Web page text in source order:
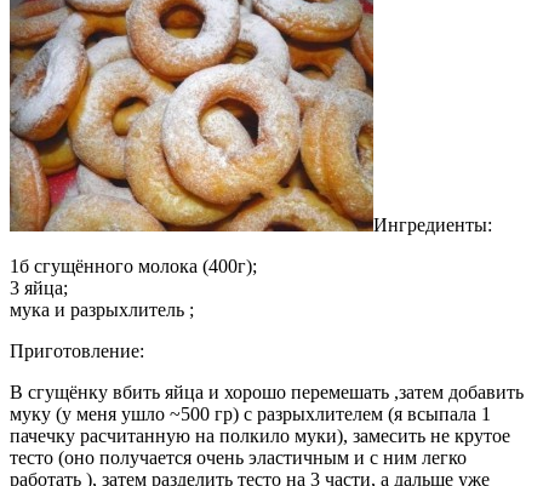
Ингредиенты:
1б сгущённого молока (400г);
3 яйца;
мука и разрыхлитель ;
Приготовление:
В сгущёнку вбить яйца и хорошо перемешать ,затем добавить
муку (у меня ушло ~500 гр) с разрыхлителем (я всыпала 1
пачечку расчитанную на полкило муки), замесить не крутое
тесто (оно получается очень эластичным и с ним легко
работать ), затем разделить тесто на 3 части, а дальше уже